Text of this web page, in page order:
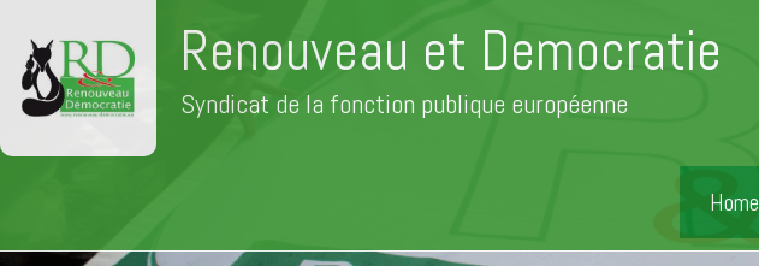
Renouveau et Democratie
Syndicat de la fonction publique européenne
Home